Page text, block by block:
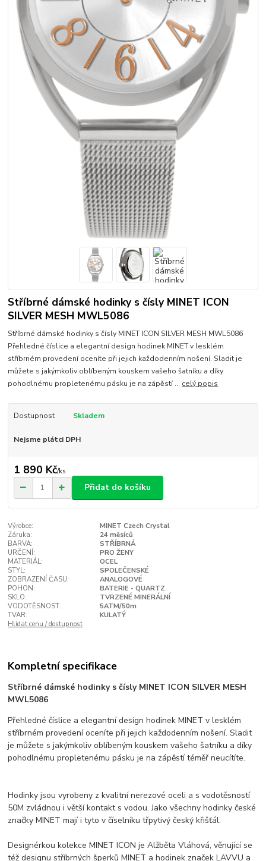
Stříbrné dámské hodinky s čísly MINET ICON
SILVER MESH MWL5086
Stříbrné dámské hodinky s čísly MINET ICON SILVER MESH MWL5086
Přehledné číslice a elegantní design hodinek MINET v lesklém
stříbrném provedení oceníte při jejich každodenním nošení. Sladit je
můžete s jakýmkoliv oblíbeným kouskem vašeho šatníku a díky
pohodlnému propletenému pásku je na zápěstí ... celý popis
Dostupnost Skladem
Nejsme plátci DPH
1 890 Kč/ks
Přidat do košíku
Výrobce:
MINET Czech Crystal
Záruka:
24 měsíců
BARVA:
STŘÍBRNÁ
URČENÍ:
PRO ŽENY
MATERIÁL:
OCEL
STYL:
SPOLEČENSKÉ
ZOBRAZENÍ ČASU:
ANALOGOVÉ
POHON:
BATERIE - QUARTZ
SKLO:
TVRZENÉ MINERÁLNÍ
VODOTĚSNOST:
5ATM/50m
TVAR:
KULATÝ
Hlídat cenu / dostupnost
Kompletní specifikace
Stříbrné dámské hodinky s čísly MINET ICON SILVER MESH
MWL5086
Přehledné číslice a elegantní design hodinek MINET v lesklém
stříbrném provedení oceníte při jejich každodenním nošení. Sladit
je můžete s jakýmkoliv oblíbeným kouskem vašeho šatníku a díky
pohodlnému propletenému pásku je na zápěstí téměř neucítíte.
Hodinky jsou vyrobeny z kvalitní nerezové oceli a s vodotěsností
50M zvládnou i větší kontakt s vodou. Jako všechny hodinky české
značky MINET mají i tyto v číselníku třpytivý český křišťál.
Designérkou kolekce MINET ICON je Alžběta Vláhová, věnující se
též designu stříbrných šperků MINET a hodinek značek LAVVU a